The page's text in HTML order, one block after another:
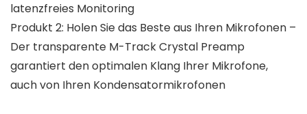
latenzfreies Monitoring
Produkt 2: Holen Sie das Beste aus Ihren Mikrofonen –
Der transparente M-Track Crystal Preamp
garantiert den optimalen Klang Ihrer Mikrofone,
auch von Ihren Kondensatormikrofonen